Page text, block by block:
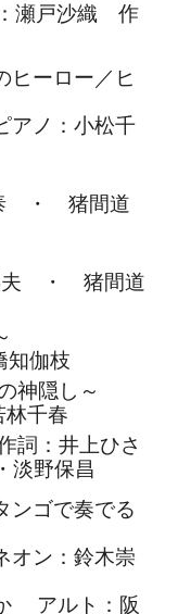
瀬戸沙織 作
ーロー／ヒ
：小松千
ト
・ 猪間道
ニー
夫 ・ 猪間道
王～
知伽枝
神隠し～
千春
詞：井上ひさ
淡野保昌
ゴで奏でる
ン：鈴木崇
アルト：阪